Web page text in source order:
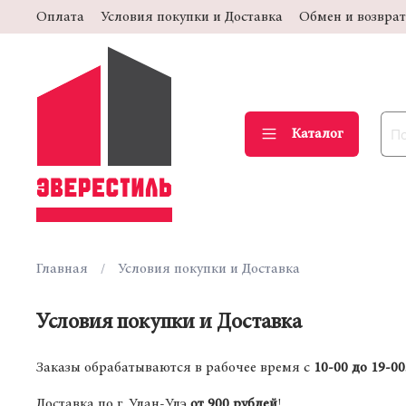
Оплата Условия покупки и Доставка Обмен и возврат
Каталог
Главная Условия покупки и Доставка
Условия покупки и Доставка
Заказы обрабатываются в рабочее время с 10-00 до 19-